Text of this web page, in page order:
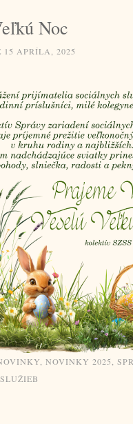
Noc
15 APRÍLA, 2025
NOVINKY 2025